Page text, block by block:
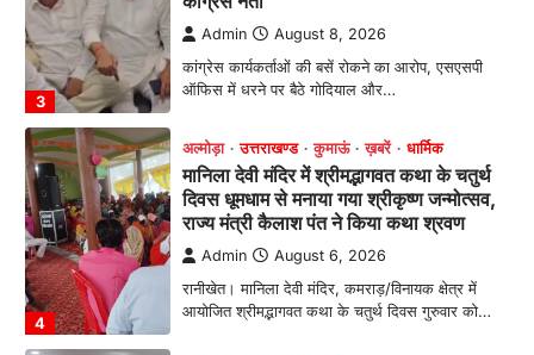
4
मानिला देवी मंदिर में श्रीमद्भागवत कथा के चतुर्थ
दिवस धूमधाम से मनाया गया श्रीकृष्ण जन्मोत्सव,
राज्य मंत्री कैलाश पंत ने किया कथा श्रवण
Admin August 6, 2026
आयोजित श्रीमद्भागवत कथा के चतुर्थ दिवस गुरुवार को…
अल्मोड़ा उत्तराखण्ड ख़बरें
इंटर-एपीएस सेंट्रल कमांड चेस क्लस्टर-2 में
याग्यिका कुंद्रा ने लहराया परचम, अंडर-14 वर्ग
में हासिल किया प्रथम स्थान
Admin August 8, 2026